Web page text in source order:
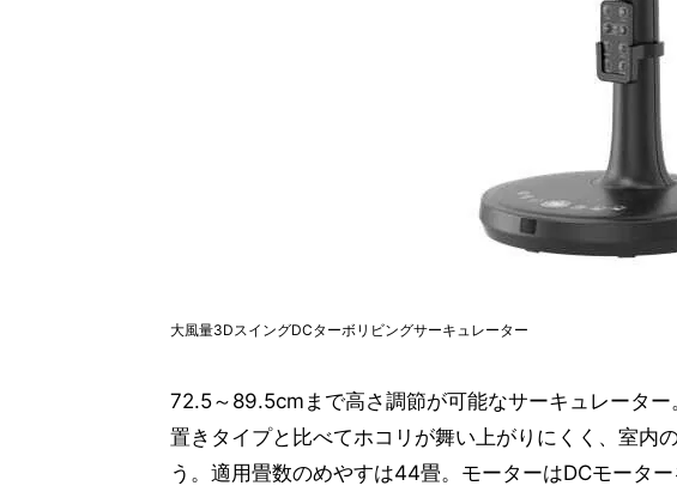
大風量3DスイングDCターボリビングサーキュレーター
72.5～89.5cmまで高さ調節が可能なサーキュレータ
置きタイプと比べてホコリが舞い上がりにくく、室内
う。適用畳数のめやすは44畳。モーターはDCモーター